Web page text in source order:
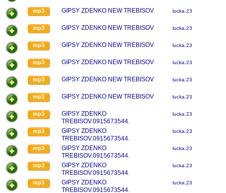
mp3 GIPSY ZDENKO NEW TREBISOV lucka.23
mp3 GIPSY ZDENKO NEW TREBISOV lucka.23
mp3 GIPSY ZDENKO NEW TREBISOV lucka.23
mp3 GIPSY ZDENKO NEW TREBISOV lucka.23
mp3 GIPSY ZDENKO NEW TREBISOV lucka.23
mp3 GIPSY ZDENKO NEW TREBISOV lucka.23
mp3
GIPSY ZDENKO
TREBISOV.0915673544.
lucka.23
mp3
GIPSY ZDENKO
TREBISOV.0915673544.
lucka.23
mp3
GIPSY ZDENKO
TREBISOV.0915673544.
lucka.23
mp3
GIPSY ZDENKO
TREBISOV.0915673544.
lucka.23
mp3
GIPSY ZDENKO
TREBISOV.0915673544.
lucka.23